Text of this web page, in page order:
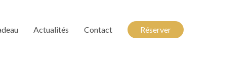
Actualités Contact Réserver